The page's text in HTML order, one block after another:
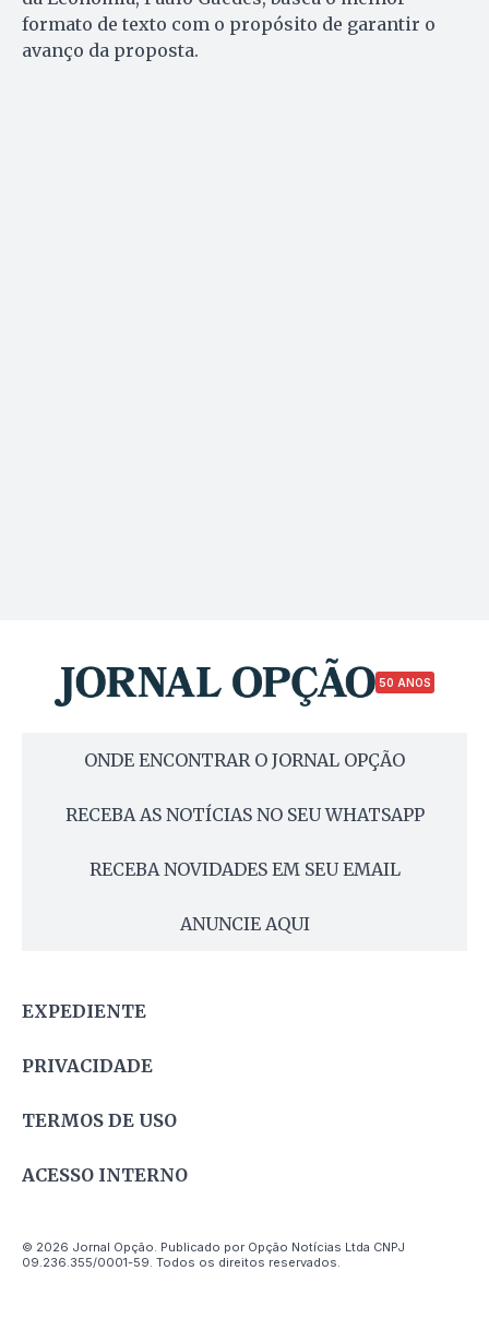
formato de texto com o propósito de garantir o
avanço da proposta.
50 ANOS
ONDE ENCONTRAR O JORNAL OPÇÃO
RECEBA AS NOTÍCIAS NO SEU WHATSAPP
RECEBA NOVIDADES EM SEU EMAIL
ANUNCIE AQUI
EXPEDIENTE
PRIVACIDADE
TERMOS DE USO
ACESSO INTERNO
© 2026 Jornal Opção. Publicado por Opção Notícias Ltda CNPJ
09.236.355/0001-59. Todos os direitos reservados.